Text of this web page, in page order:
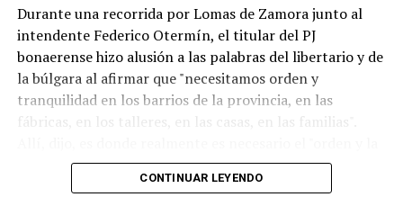
Durante una recorrida por Lomas de Zamora junto al
intendente Federico Otermín, el titular del PJ
bonaerense hizo alusión a las palabras del libertario y de
la búlgara al afirmar que "necesitamos orden y
tranquilidad en los barrios de la provincia, en las
fábricas, en los talleres, en las casas, en las familias".
tranquilidad". "El resto es timba y no es lo que
necesitamos", aclaró.Noticias Relacionadas
CONTINUAR LEYENDO